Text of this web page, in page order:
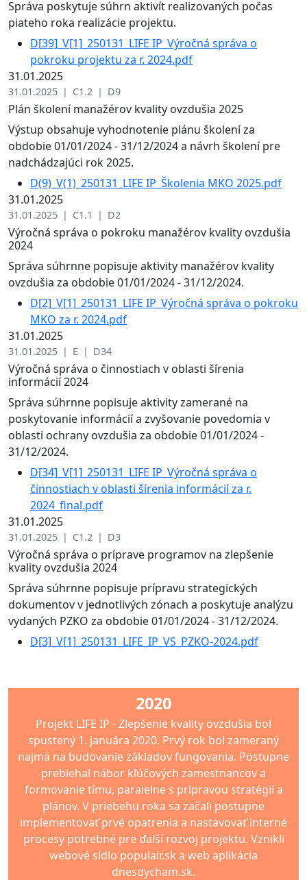
Správa poskytuje súhrn aktivít realizovaných počas
piateho roka realizácie projektu.
D[39]_V[1]_250131_LIFE IP_Výročná správa o
pokroku projektu za r. 2024.pdf
31.01.2025
31.01.2025 | C1.2 | D9
Plán školení manažérov kvality ovzdušia 2025
Výstup obsahuje vyhodnotenie plánu školení za
obdobie 01/01/2024 - 31/12/2024 a návrh školení pre
nadchádzajúci rok 2025.
D(9)_V(1)_250131_LIFE IP_Školenia MKO 2025.pdf
31.01.2025
31.01.2025 | C1.1 | D2
Výročná správa o pokroku manažérov kvality ovzdušia
2024
Správa súhrnne popisuje aktivity manažérov kvality
ovzdušia za obdobie 01/01/2024 - 31/12/2024.
D[2]_V[1]_250131_LIFE IP_Výročná správa o pokroku
MKO za r. 2024.pdf
31.01.2025
31.01.2025 | E | D34
Výročná správa o činnostiach v oblasti šírenia
informácií 2024
Správa súhrnne popisuje aktivity zamerané na
poskytovanie informácií a zvyšovanie povedomia v
oblasti ochrany ovzdušia za obdobie 01/01/2024 -
31/12/2024.
D[34]_V[1]_250131_LIFE IP_Výročná správa o
činnostiach v oblasti šírenia informácií za r.
2024_final.pdf
31.01.2025
31.01.2025 | C1.2 | D3
Výročná správa o príprave programov na zlepšenie
kvality ovzdušia 2024
Správa súhrnne popisuje prípravu strategických
dokumentov v jednotlivých zónach a poskytuje analýzu
vydaných PZKO za obdobie 01/01/2024 - 31/12/2024.
D[3]_V[1]_250131_LIFE_IP_VS_PZKO-2024.pdf
2020
Projekt LIFE IP - Zlepšenie kvality ovzdušia bol
spustený 1. januára 2020. Prvý rok bol zameraný
najmä na budovanie základov fungovania. Postupne
prebiehal nábor kľúčových zamestnancov a
formovanie tímu, paralelne s prípravou stratégií a
plánov. V priebehu roka sa začali postupne
implementovať prvé opatrenia a nastavovať interné
procesy potrebné pre ďalší rozvoj projektu. Vznikli
webové sídlo populair.sk a web aplikácia
dnesdycham.sk.